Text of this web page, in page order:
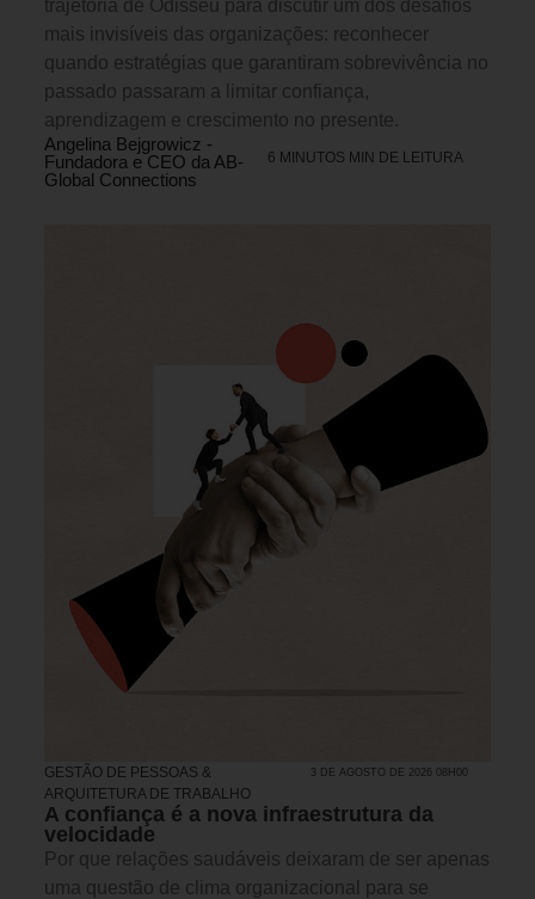
trajetória de Odisseu para discutir um dos desafios
mais invisíveis das organizações: reconhecer
quando estratégias que garantiram sobrevivência no
passado passaram a limitar confiança,
aprendizagem e crescimento no presente.
Angelina Bejgrowicz -
Fundadora e CEO da AB-
Global Connections
6 MINUTOS MIN DE LEITURA
GESTÃO DE PESSOAS &
ARQUITETURA DE TRABALHO
3 DE AGOSTO DE 2026 08H00
A confiança é a nova infraestrutura da
velocidade
Por que relações saudáveis deixaram de ser apenas
uma questão de clima organizacional para se